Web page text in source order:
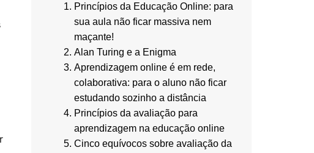
Princípios da Educação Online: para
sua aula não ficar massiva nem
maçante!
Alan Turing e a Enigma
Aprendizagem online é em rede,
colaborativa: para o aluno não ficar
estudando sozinho a distância
Princípios da avaliação para
aprendizagem na educação online
Cinco equívocos sobre avaliação da